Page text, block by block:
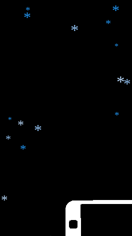
*
*
*
*
*
* *
*
*
*
*
*
*
*
*
*